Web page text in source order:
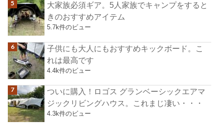
大家族必須ギア。5人家族でキャンプをすると
きのおすすめアイテム
5.7k件のビュー
子供にも大人にもおすすめキックボード。こ
れは最高です
4.4k件のビュー
ついに購入！ロゴス グランベーシックエアマ
ジックリビングハウス。これまじ凄い・・・
4.3k件のビュー